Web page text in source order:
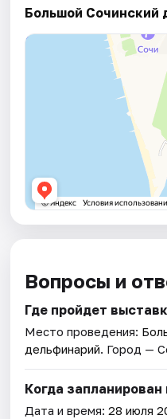
Большой Сочинский
Вопросы и
Где пройдет
Место проведения:
дельфинарий. Город —
Когда
Дата и время:28 июля